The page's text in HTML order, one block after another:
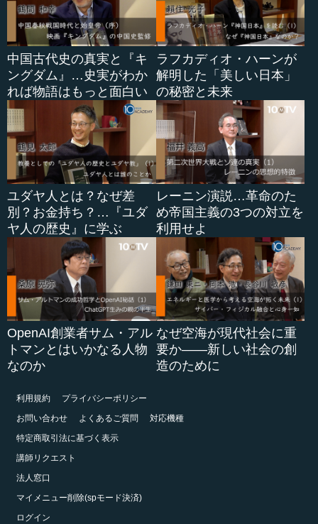
中国古代史の真実と『キ
ングダム』…史実がわか
れば物語はもっと面白い
ラフカディオ・ハーンが
解明した「美しい日本」
の秘密と未来
ユダヤ人とは？なぜ差
別？お金持ち？…『ユダ
ヤ人の歴史』に学ぶ
レーニン演説…革命のた
め帝国主義の3つの対立を
利用せよ
OpenAI創業者サム・アル
トマンとはいかなる人物
なのか
なぜ空海が現代社会に重
要か――新しい社会の創
造のために
利用規約
プライバシーポリシー
お問い合わせ
よくあるご質問
対応機種
特定商取引法に基づく表示
講師リクエスト
法人窓口
マイメニュー削除(spモード決済)
ログイン